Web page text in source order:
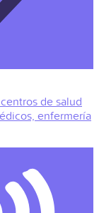
de salud
enfermería